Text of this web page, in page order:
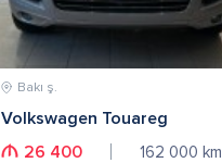
Bakı ş.
Volkswagen Touareg
26 400
162 000 km